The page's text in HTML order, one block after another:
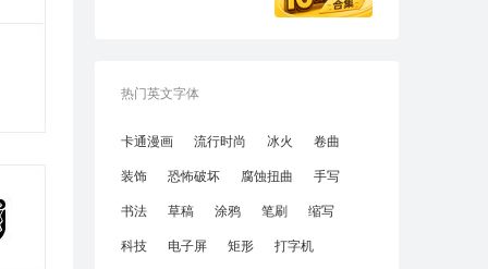
热门英文字体
卡通漫画 流行时尚 冰火
卷曲
装饰
恐怖破坏 腐蚀扭曲
手写
书法
草稿 涂鸦 笔刷
缩写
科技
电子屏 矩形
打字机